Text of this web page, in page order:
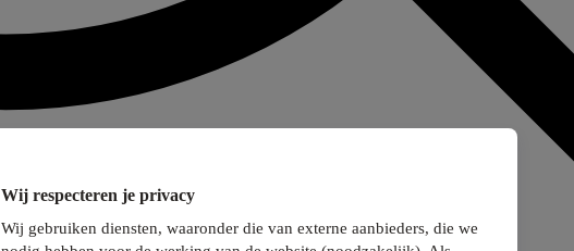
Wij respecteren je privacy
Wij gebruiken diensten, waaronder die van externe aanbieders, die we